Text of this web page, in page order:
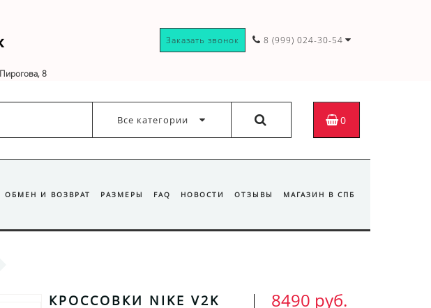
8
Заказать звонок 8 (999) 024-30-54
Все категории 0
ОБМЕН И ВОЗВРАТ РАЗМЕРЫ FAQ НОВОСТИ ОТЗЫВЫ МАГАЗИН В СПБ
КРОССОВКИ NIKE V2K 8490 руб.